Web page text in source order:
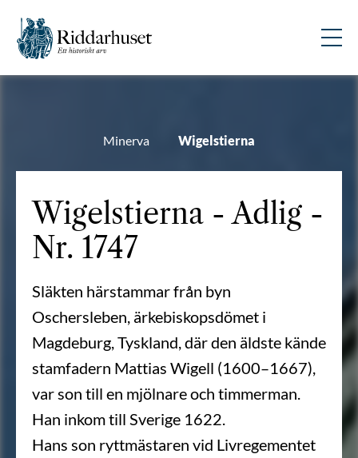
Minerva Wigelstierna
Wigelstierna - Adlig -
Nr. 1747
Släkten härstammar från byn
Oschersleben, ärkebiskopsdömet i
Magdeburg, Tyskland, där den äldste kände
stamfadern Mattias Wigell (1600–1667),
var son till en mjölnare och timmerman.
Han inkom till Sverige 1622.
Hans son ryttmästaren vid Livregementet